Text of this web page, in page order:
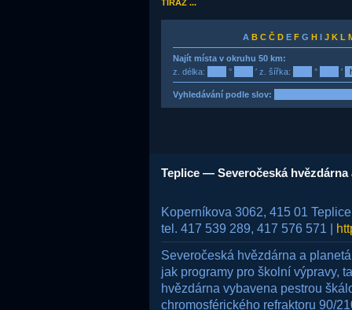
TIRÁŽ ...
A B C Č D E F G H I J K L
Najít místa v okruhu 50 km:
z. délka:
° ′ z. šířka: ° ′
Vyhledávání podle slov:
Teplice — Severočeská
Koperníkova 3062, 415 01 Teplice
tel. 417 539 289, 417 576 571 |
Severočeská hvězdárna a
jak programy pro školní výpravy,
hvězdárna vybavena pestrou
chromosférického refraktoru 90/